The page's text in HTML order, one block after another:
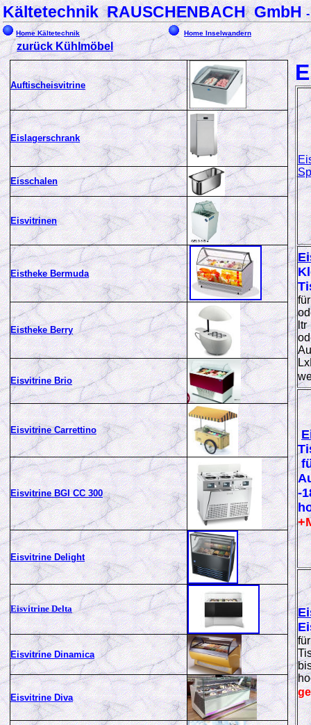
Kältetechnik RAUSCHENBACH GmbH
Home Kältetechnik Home Inselwandern
zurück Kühlmöbel
Auftischeisvitrine
Eislagerschrank
Eisschalen
Eisvitrinen
Eistheke Bermuda
Eistheke Berry
Eisvitrine Brio
Eisvitrine Carrettino
Eisvitrine BGI CC 300
Eisvitrine Delight
Eisvitrine Delta
Eisvitrine Dinamica
Eisvitrine Diva
ltr
-